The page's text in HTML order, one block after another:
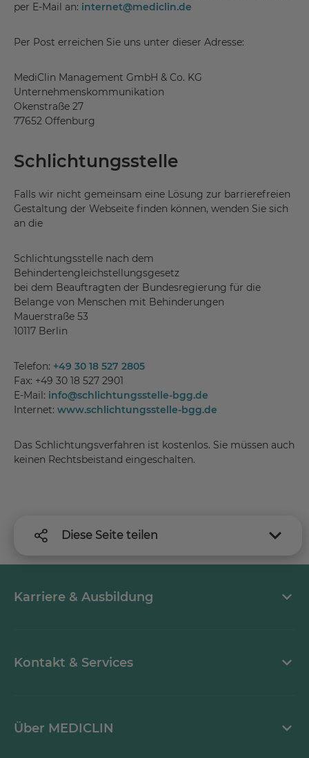
per E-Mail an: internet@mediclin.de
Per Post erreichen Sie uns unter dieser Adresse:
MediClin Management GmbH & Co. KG
Unternehmenskommunikation
Okenstraße 27
77652 Offenburg
Schlichtungsstelle
Falls wir nicht gemeinsam eine Lösung zur barrierefreien
Gestaltung der Webseite finden können, wenden Sie sich
an die
Schlichtungsstelle nach dem
Behindertengleichstellungsgesetz
bei dem Beauftragten der Bundesregierung für die
Belange von Menschen mit Behinderungen
Mauerstraße 53
10117 Berlin
Telefon: +49 30 18 527 2805
Fax: +49 30 18 527 2901
E-Mail: info@schlichtungsstelle-bgg.de
Internet: www.schlichtungsstelle-bgg.de
Das Schlichtungsverfahren ist kostenlos. Sie müssen auch
keinen Rechtsbeistand eingeschalten.
Diese Seite teilen
Karriere & Ausbildung
Kontakt & Services
Über MEDICLIN